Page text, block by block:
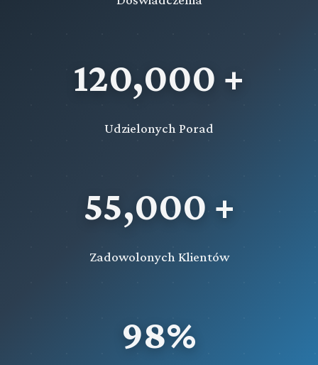
120,000 +
Udzielonych Porad
55,000 +
Zadowolonych Klientów
98%